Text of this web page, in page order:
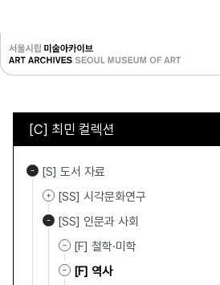
[C] 최민 컬렉션
[S] 도서 자료
[SS] 시각문화연구
[SS] 인문과 사회
[F] 철학·미학
[F] 역사